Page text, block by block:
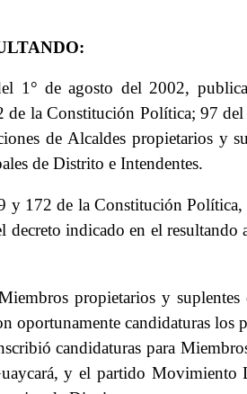
1° de agosto del 2002,
la Constitución Política; 97
de Alcaldes propietarios y
de Distrito e Intendentes.
172 de la Constitución
indicado en el
propietarios y
candidaturas
candidaturas para
y el partido